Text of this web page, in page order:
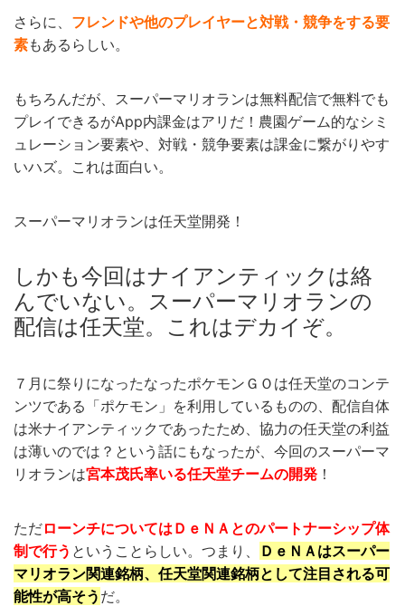
さらに、 フレンドや他のプレイヤーと対戦・競争をする要
素もあるらしい。
もちろんだが、スーパーマリオランは無料配信で無料でも
プレイできるがApp内課金はアリだ！農園ゲーム的なシミ
ュレーション要素や、対戦・競争要素は課金に繋がりやす
いハズ。これは面白い。
スーパーマリオランは任天堂開発！
しかも今回はナイアンティックは絡
んでいない。スーパーマリオランの
配信は任天堂。これはデカイぞ。
７月に祭りになったなったポケモンＧＯは任天堂のコンテ
ンツである「ポケモン」を利用しているものの、配信自体
は米ナイアンティックであったため、協力の任天堂の利益
は薄いのでは？という話にもなったが、今回のスーパーマ
リオランは宮本茂氏率いる任天堂チームの開発 ！
ただローンチについてはＤｅＮＡとのパートナーシップ体
制で行う ということらしい。つまり、
ＤｅＮＡはスーパー
マリオラン関連銘柄、任天堂関連銘柄として注目される可
能性が高そう だ。